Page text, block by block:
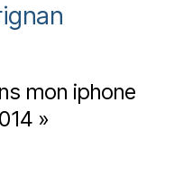
mon iphone
»